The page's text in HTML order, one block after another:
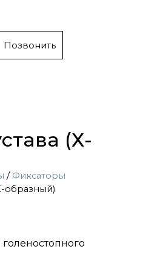
Позвонить
(Х-
/ Фиксаторы
образный)